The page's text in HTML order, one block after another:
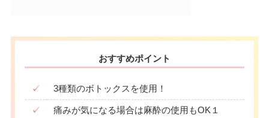
おすすめポイント
✓ 3種類のボトックスを使用！
✓ 痛みが気になる場合は麻酔の使用もOK１